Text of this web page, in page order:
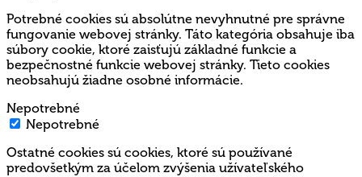
Potrebné cookies sú absolútne nevyhnutné pre správne
fungovanie webovej stránky. Táto kategória obsahuje iba
súbory cookie, ktoré zaisťujú základné funkcie a
bezpečnostné funkcie webovej stránky. Tieto cookies
neobsahujú žiadne osobné informácie.
Nepotrebné
Nepotrebné
Ostatné cookies sú cookies, ktoré sú používané
predovšetkým za účelom zvýšenia užívateľského